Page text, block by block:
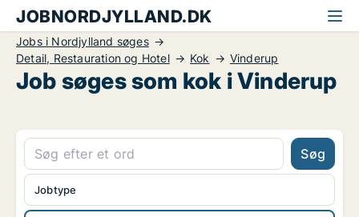
JOBNORDJYLLAND.DK
Jobs i Nordjylland søges
Detail, Restauration og Hotel
Kok Vinderup
Job søges som kok i Vinderup
Søg
Jobtype